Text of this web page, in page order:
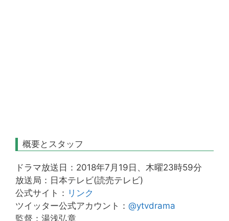
概要とスタッフ
ドラマ放送日：2018年7月19日、木曜23時59分
放送局：日本テレビ(読売テレビ)
公式サイト： リンク
ツイッター公式アカウント： @ytvdrama
監督：湯浅弘章